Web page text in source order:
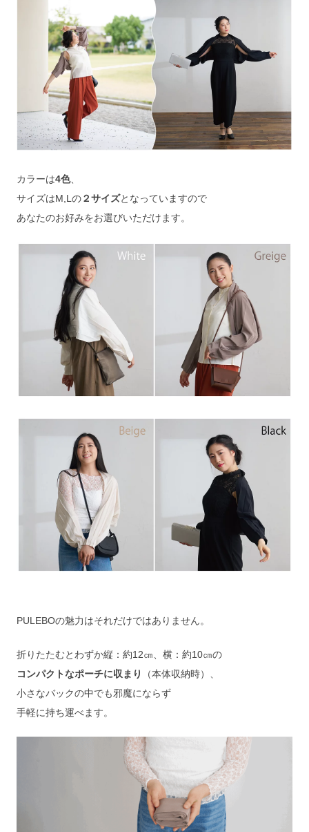
カラーは4色、
サイズはM,Lの２サイズとなっていますので
あなたのお好みをお選びいただけます。
PULEBOの魅力はそれだけではありません。
折りたたむとわずか縦：約12㎝、横：約10㎝の
コンパクトなポーチに収まり
（本体収納時）、
小さなバックの中でも邪魔にならず
手軽に持ち運べます。